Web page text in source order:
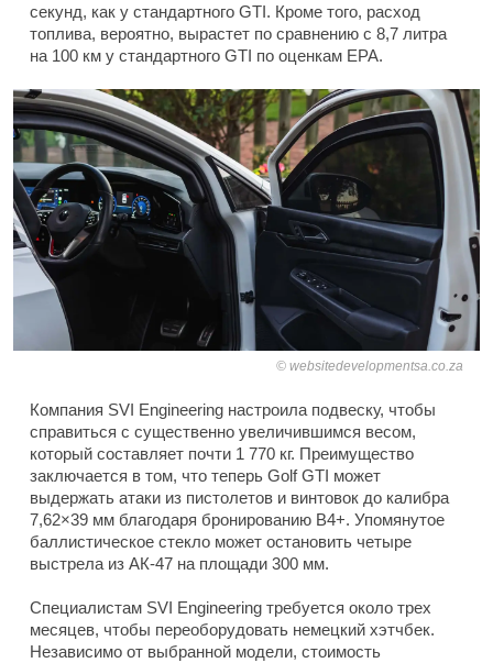
секунд, как у стандартного GTI. Кроме того, расход
топлива, вероятно, вырастет по сравнению с 8,7 литра
на 100 км у стандартного GTI по оценкам EPA.
websitedevelopmentsa.co.za
Компания SVI Engineering настроила подвеску, чтобы
справиться с существенно увеличившимся весом,
который составляет почти 1 770 кг. Преимущество
заключается в том, что теперь Golf GTI может
выдержать атаки из пистолетов и винтовок до калибра
7,62×39 мм благодаря бронированию B4+. Упомянутое
баллистическое стекло может остановить четыре
выстрела из АК-47 на площади 300 мм.
Специалистам SVI Engineering требуется около трех
месяцев, чтобы переоборудовать немецкий хэтчбек.
Независимо от выбранной модели, стоимость